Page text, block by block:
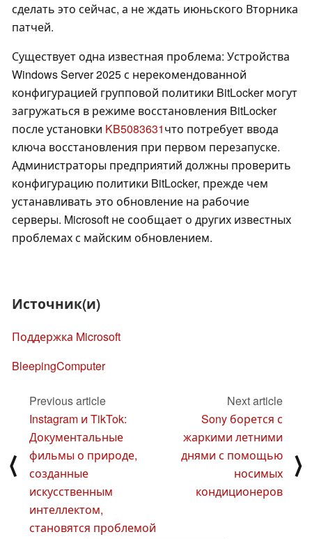
сделать это сейчас, а не ждать июньского Вторника
патчей.
Существует одна известная проблема: Устройства
Windows Server 2025 с нерекомендованной
конфигурацией групповой политики BitLocker могут
загружаться в режиме восстановления BitLocker
после установки KB5083631что потребует ввода
ключа восстановления при первом перезапуске.
Администраторы предприятий должны проверить
конфигурацию политики BitLocker, прежде чем
устанавливать это обновление на рабочие
серверы. Microsoft не сообщает о других известных
проблемах с майским обновлением.
Источник(и)
Поддержка Microsoft
BleepingComputer
⟨
Previous article
Instagram и TikTok:
Документальные
фильмы о природе,
созданные
искусственным
интеллектом,
становятся проблемой
Next article
Sony борется с
жаркими летними
днями с помощью
носимых
кондиционеров
⟩